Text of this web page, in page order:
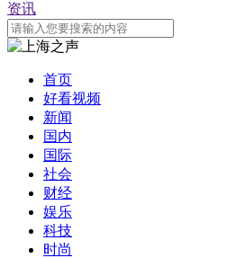
资讯
首页
好看视频
新闻
国内
国际
社会
财经
娱乐
科技
时尚